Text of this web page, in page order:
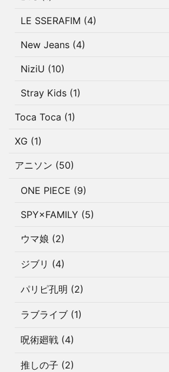
LE SSERAFIM (4)
New Jeans (4)
NiziU (10)
Stray Kids (1)
Toca Toca (1)
XG (1)
アニソン (50)
ONE PIECE (9)
SPY×FAMILY (5)
ウマ娘 (2)
ジブリ (4)
パリピ孔明 (2)
ラブライブ (1)
呪術廻戦 (4)
推しの子 (2)